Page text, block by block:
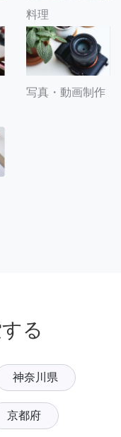
料理
写真・動画制作
る
神奈川県
京都府